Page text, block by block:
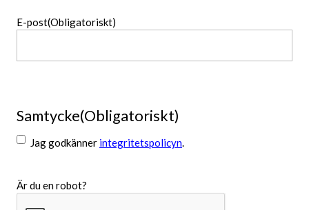
E-post(Obligatoriskt)
Samtycke(Obligatoriskt)
Jag godkänner integritetspolicyn.
Är du en robot?